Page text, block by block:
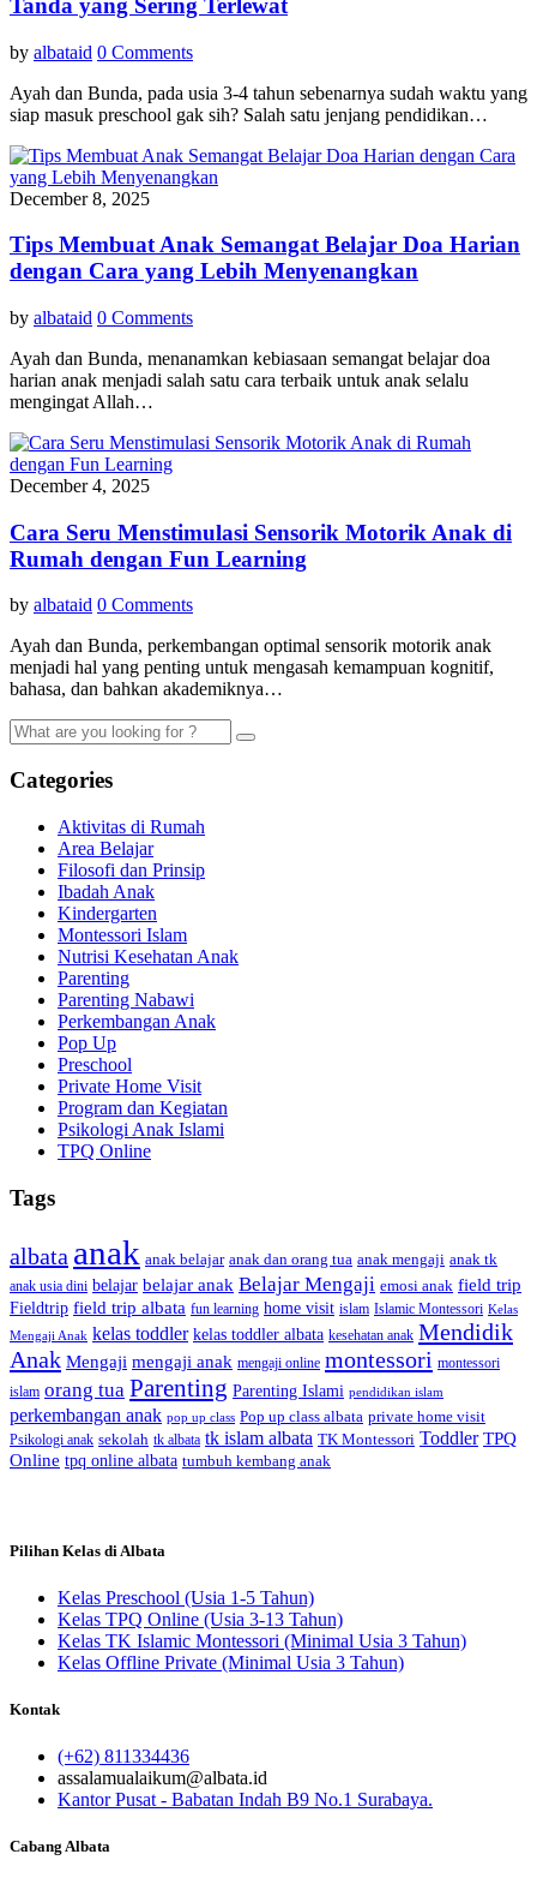
Tanda yang Sering Terlewat
by albataid 0 Comments
Ayah dan Bunda, pada usia 3-4 tahun sebenarnya sudah waktu yang
siap masuk preschool gak sih? Salah satu jenjang pendidikan…
December 8, 2025
Tips Membuat Anak Semangat Belajar Doa Harian
dengan Cara yang Lebih Menyenangkan
by albataid 0 Comments
Ayah dan Bunda, menanamkan kebiasaan semangat belajar doa
harian anak menjadi salah satu cara terbaik untuk anak selalu
mengingat Allah…
December 4, 2025
Cara Seru Menstimulasi Sensorik Motorik Anak di
Rumah dengan Fun Learning
by albataid 0 Comments
Ayah dan Bunda, perkembangan optimal sensorik motorik anak
menjadi hal yang penting untuk mengasah kemampuan kognitif,
bahasa, dan bahkan akademiknya…
Categories
Aktivitas di Rumah
Area Belajar
Filosofi dan Prinsip
Ibadah Anak
Kindergarten
Montessori Islam
Nutrisi Kesehatan Anak
Parenting
Parenting Nabawi
Perkembangan Anak
Pop Up
Preschool
Private Home Visit
Program dan Kegiatan
Psikologi Anak Islami
TPQ Online
Tags
albata anak anak belajar anak dan orang tua anak mengaji anak tk
anak usia dini belajar belajar anak Belajar Mengaji emosi anak field trip
Fieldtrip field trip albata fun learning home visit islam Islamic Montessori Kelas
Mengaji Anak kelas toddler kelas toddler albata kesehatan anak Mendidik
Anak Mengaji mengaji anak mengaji online montessori montessori
islam orang tua Parenting Parenting Islami pendidikan islam
perkembangan anak pop up class Pop up class albata private home visit
Psikologi anak sekolah tk albata tk islam albata TK Montessori Toddler TPQ
Online tpq online albata tumbuh kembang anak
Pilihan Kelas di Albata
Kelas Preschool (Usia 1-5 Tahun)
Kelas TPQ Online (Usia 3-13 Tahun)
Kelas TK Islamic Montessori (Minimal Usia 3 Tahun)
Kelas Offline Private (Minimal Usia 3 Tahun)
Kontak
(+62) 811334436
assalamualaikum@albata.id
Kantor Pusat - Babatan Indah B9 No.1 Surabaya.
Cabang Albata